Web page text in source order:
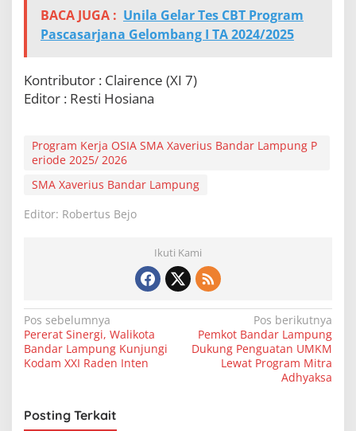
BACA JUGA : Unila Gelar Tes CBT Program
Pascasarjana Gelombang I TA 2024/2025
Kontributor : Clairence (XI 7)
Editor : Resti Hosiana
Program Kerja OSIA SMA Xaverius Bandar Lampung P
eriode 2025/ 2026
SMA Xaverius Bandar Lampung
Editor: Robertus Bejo
Ikuti Kami
N
a
v
g
Pos sebelumnya
Pererat Sinergi, Walikota
Bandar Lampung Kunjungi
Kodam XXI Raden Inten
Pos berikutnya
Pemkot Bandar Lampung
Dukung Penguatan UMKM
Lewat Program Mitra
Adhyaksa
Posting Terkait